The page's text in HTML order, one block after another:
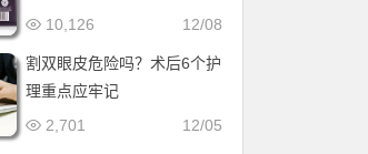
12/08
10,126
割双眼皮危险吗？术后6个护
理重点应牢记
12/05
2,701